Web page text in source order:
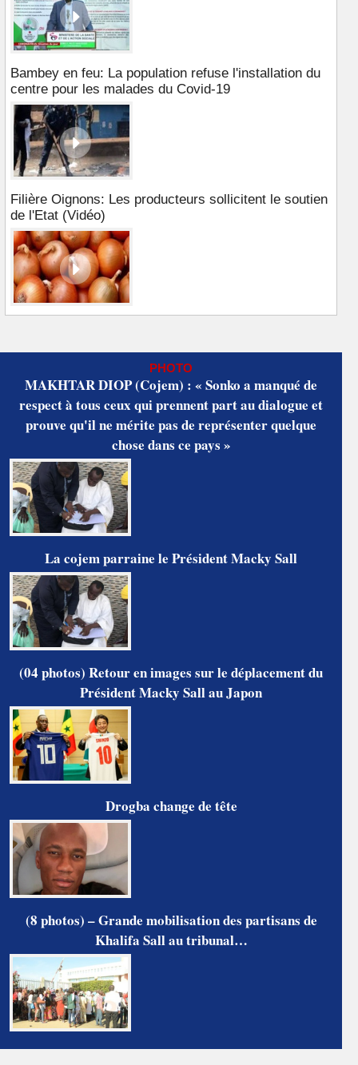
Bambey en feu: La population refuse l'installation du
centre pour les malades du Covid-19
Filière Oignons: Les producteurs sollicitent le soutien
de l'Etat (Vidéo)
PHOTO
MAKHTAR DIOP (Cojem) : « Sonko a manqué de
respect à tous ceux qui prennent part au dialogue et
prouve qu'il ne mérite pas de représenter quelque
chose dans ce pays »
La cojem parraine le Président Macky Sall
(04 photos) Retour en images sur le déplacement du
Président Macky Sall au Japon
Drogba change de tête
(8 photos) – Grande mobilisation des partisans de
Khalifa Sall au tribunal…